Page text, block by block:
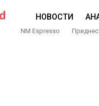
НОВОСТИ
NM Espresso